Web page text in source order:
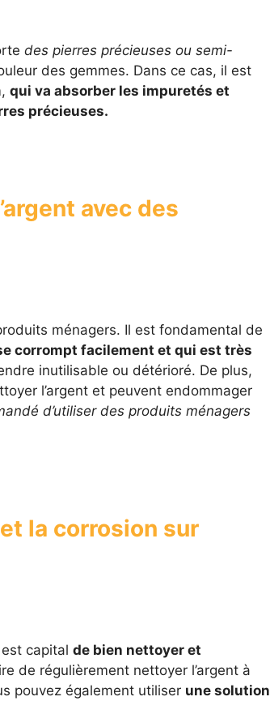
des pierres précieuses ou semi-
des gemmes. Dans ce cas, il est
qui va absorber les impuretés et
précieuses.
avec des
ménagers. Il est fondamental de
corrompt facilement et qui est très
inutilisable ou détérioré. De plus,
l’argent et peuvent endommager
d’utiliser des produits ménagers
la corrosion sur
capital de bien nettoyer et
de régulièrement nettoyer l’argent à
pouvez également utiliser une solution